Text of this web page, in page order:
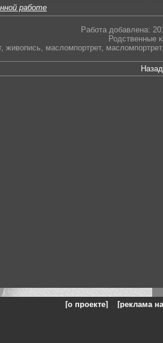
работе
Работа добавлена:
Родственные
, живопись, масломпортрет, масломпортрет,
Назад
[о проекте] [реклама